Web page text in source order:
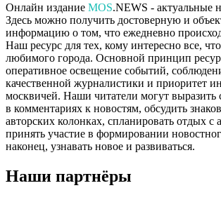
Онлайн издание MOS.NEWS - актуальные
Здесь можно получить достоверную и
информацию о том, что ежедневно
Наш ресурс для тех, кому интересно все, что
любимого города. Основной принцип
оперативное освещение событий,
качественной журналистики и приоритет
москвичей. Наши читатели могут выразить
в комментариях к новостям, обсудить
авторских колонках, спланировать отдых
принять участие в формировании
наконец, узнавать новое и развиваться.
Наши партнёры